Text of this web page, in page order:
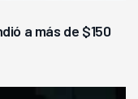
a más de $150